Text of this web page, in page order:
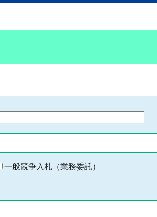
一般競争入札（業務委託）